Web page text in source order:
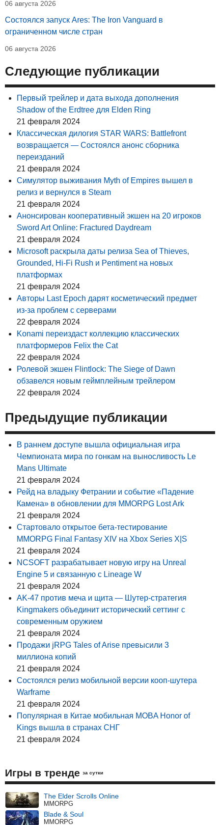
06 августа 2026
Состоялся запуск Ares: The Iron Vanguard в
ограниченном числе стран
06 августа 2026
Следующие публикации
Первый трейлер и дата выхода дополнения
Shadow of the Erdtree для Elden Ring
21 февраля 2024
Классическая дилогия STAR WARS: Battlefront
возвращается — Состоялся анонс сборника
переизданий
21 февраля 2024
Симулятор выживания Myth of Empires вышел в
релиз и вернулся в Steam
21 февраля 2024
Анонсирован кооперативный экшен на 20 игроков
Sword Art Online: Fractured Daydream
21 февраля 2024
Microsoft раскрыла даты релиза Sea of Thieves,
Grounded, Hi-Fi Rush и Pentiment на новых
платформах
21 февраля 2024
Авторы Last Epoch дарят косметический предмет
из-за проблем с серверами
22 февраля 2024
Konami переиздаст коллекцию классических
платформеров Felix the Cat
22 февраля 2024
Ролевой экшен Flintlock: The Siege of Dawn
обзавелся новым геймплейным трейлером
22 февраля 2024
Предыдущие публикации
В раннем доступе вышла официальная игра
Чемпионата мира по гонкам на выносливость Le
Mans Ultimate
21 февраля 2024
Рейд на владыку Фетрании и событие «Падение
Камена» в обновлении для MMORPG Lost Ark
21 февраля 2024
Стартовало открытое бета-тестирование
MMORPG Final Fantasy XIV на Xbox Series X|S
21 февраля 2024
NCSOFT разрабатывает новую игру на Unreal
Engine 5 и связанную с Lineage W
21 февраля 2024
AK-47 против меча и щита — Шутер-стратегия
Kingmakers объединит исторический сеттинг с
современным оружием
21 февраля 2024
Продажи jRPG Tales of Arise превысили 3
миллиона копий
21 февраля 2024
Состоялся релиз мобильной версии кооп-шутера
Warframe
21 февраля 2024
Популярная в Китае мобильная MOBA Honor of
Kings вышла в странах СНГ
21 февраля 2024
Игры в тренде за сутки
The Elder Scrolls Online
MMORPG
Blade & Soul
MMORPG